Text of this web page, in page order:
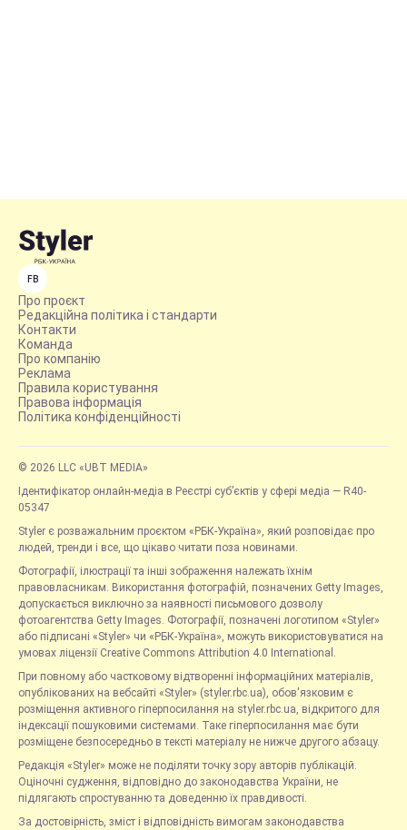
FB
Про проєкт
Редакційна політика і стандарти
Контакти
Команда
Про компанію
Реклама
Правила користування
Правова інформація
Політика конфіденційності
© 2026 LLC «UBT MEDIA»
Ідентифікатор онлайн-медіа в Реєстрі суб’єктів у сфері медіа — R40-
05347
Styler є розважальним проєктом «РБК-Україна», який розповідає про
людей, тренди і все, що цікаво читати поза новинами.
Фотографії, ілюстрації та інші зображення належать їхнім
правовласникам. Використання фотографій, позначених Getty Images,
допускається виключно за наявності письмового дозволу
фотоагентства Getty Images. Фотографії, позначені логотипом «Styler»
або підписані «Styler» чи «РБК-Україна», можуть використовуватися на
умовах ліцензії Creative Commons Attribution 4.0 International.
При повному або частковому відтворенні інформаційних матеріалів,
опублікованих на вебсайті «Styler» (styler.rbc.ua), обов'язковим є
розміщення активного гіперпосилання на styler.rbc.ua, відкритого для
індексації пошуковими системами. Таке гіперпосилання має бути
розміщене безпосередньо в тексті матеріалу не нижче другого абзацу.
Редакція «Styler» може не поділяти точку зору авторів публікацій.
Оціночні судження, відповідно до законодавства України, не
підлягають спростуванню та доведенню їх правдивості.
За достовірність, зміст і відповідність вимогам законодавства